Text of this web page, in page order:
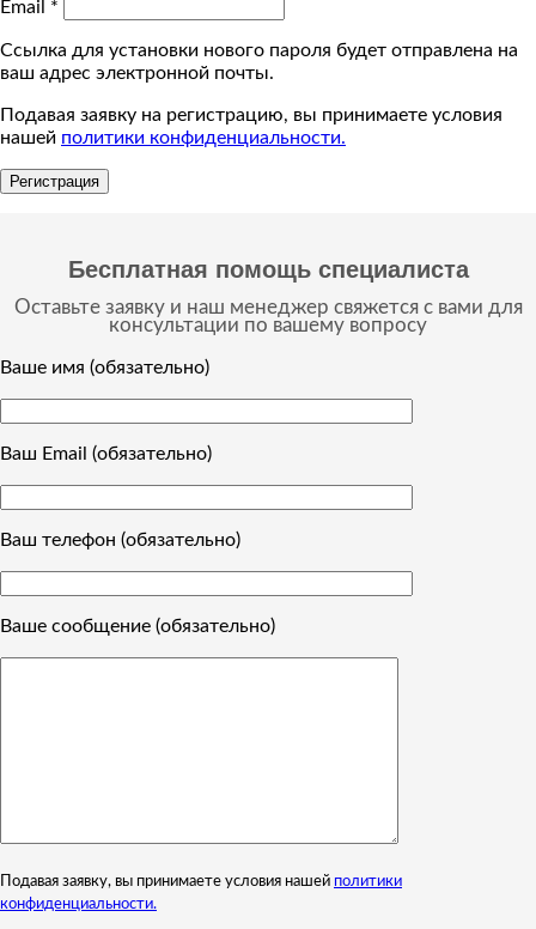
Email *
Ссылка для установки нового пароля будет отправлена ​​на
ваш адрес электронной почты.
Подавая заявку на регистрацию, вы принимаете условия
нашей политики конфиденциальности.
Регистрация
Бесплатная помощь специалиста
Оставьте заявку и наш менеджер свяжется с вами для
консультации по вашему вопросу
Ваше имя (обязательно)
Ваш Email (обязательно)
Ваш телефон (обязательно)
Ваше сообщение (обязательно)
Подавая заявку, вы принимаете условия нашей политики
конфиденциальности.